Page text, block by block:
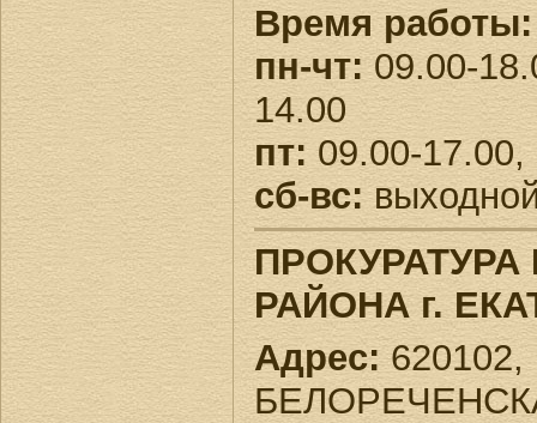
Время работы:
пн-чт:09.00-
14.00
пт:09.00-17.00,
сб-вс:
РАЙОНА г.
Адрес:620102,